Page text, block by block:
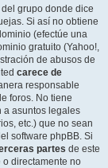
grupo donde dice
Si así no obtiene
(efectúe una
gratuito (Yahoo!,
de abusos de
carece de
responsable
foros. No tiene
a asuntos legales
etc.) que no sean
software phpBB. Si
partes de este
o directamente no